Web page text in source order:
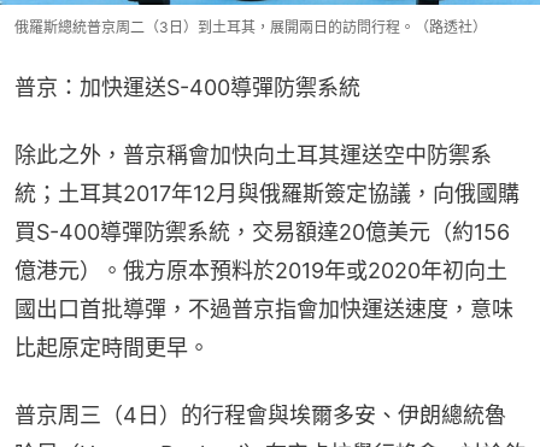
俄羅斯總統普京周二（3日）到土耳其，展開兩日的訪問行程。（路透社）
普京：加快運送S-400導彈防禦系統
除此之外，普京稱會加快向土耳其運送空中防禦系
統；土耳其2017年12月與俄羅斯簽定協議，向俄國購
買S-400導彈防禦系統，交易額達20億美元（約156
億港元）。俄方原本預料於2019年或2020年初向土
國出口首批導彈，不過普京指會加快運送速度，意味
比起原定時間更早。
普京周三（4日）的行程會與埃爾多安、伊朗總統魯